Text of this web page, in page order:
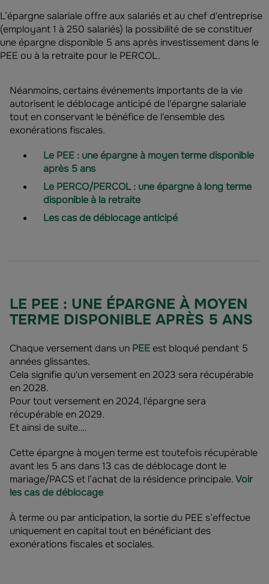
L’épargne salariale offre aux salariés et au chef d'entreprise
(employant 1 à 250 salariés) la possibilité de se constituer
une épargne disponible 5 ans après investissement dans le
PEE ou à la retraite pour le PERCOL.
Néanmoins, certains événements importants de la vie
autorisent le déblocage anticipé de l'épargne salariale
tout en conservant le bénéfice de l'ensemble des
exonérations fiscales.
Le PEE : une épargne à moyen terme disponible
après 5 ans
Le PERCO/PERCOL : une épargne à long terme
disponible à la retraite
Les cas de déblocage anticipé
LE PEE : UNE ÉPARGNE À MOYEN
TERME DISPONIBLE APRÈS 5 ANS
Chaque versement dans un PEEest bloqué pendant 5
années glissantes.
Cela signifie qu'un versement en 2023 sera récupérable
en 2028.
Pour tout versement en 2024, l'épargne sera
récupérable en 2029.
Et ainsi de suite….
Cette épargne à moyen terme est toutefois récupérable
avant les 5 ans dans 13 cas de déblocage dont le
mariage/PACS et l’achat de la résidence principale.Voir
les cas de déblocage
À terme ou par anticipation, la sortie du PEE s’effectue
uniquement en capital tout en bénéficiant des
exonérations fiscales et sociales.